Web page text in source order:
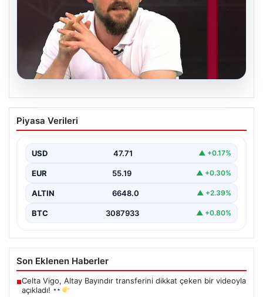
Transfer krizi soruşturmaya dönüştü!
Burhan Can Terzi için harekete geçildi
Piyasa Verileri
USD 47.71 ▲ +0.17%
EUR 55.19 ▲ +0.30%
ALTIN 6648.0 ▲ +2.39%
BTC 3087933 ▲ +0.80%
Son Eklenen Haberler
■Celta Vigo, Altay Bayındır transferini dikkat çeken bir videoyla
açıkladı!